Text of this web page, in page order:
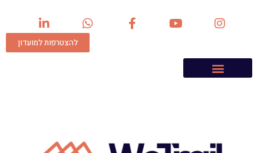
להצטרפות למועדון